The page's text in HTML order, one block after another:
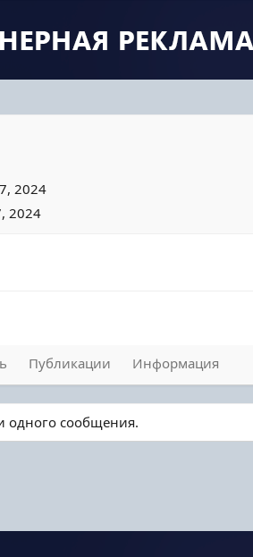
2024
2024
Публикации Информация
одного сообщения.